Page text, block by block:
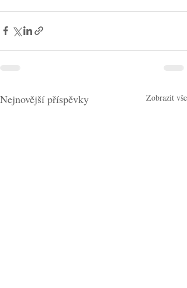
Nejnovější příspěvky Zobrazit vše